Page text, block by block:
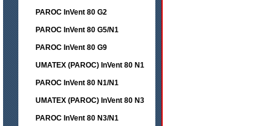
PAROC InVent 80 G2
PAROC InVent 80 G5/N1
PAROC InVent 80 G9
UMATEX (PAROC) InVent 80 N1
PAROC InVent 80 N1/N1
UMATEX (PAROC) InVent 80 N3
PAROC InVent 80 N3/N1